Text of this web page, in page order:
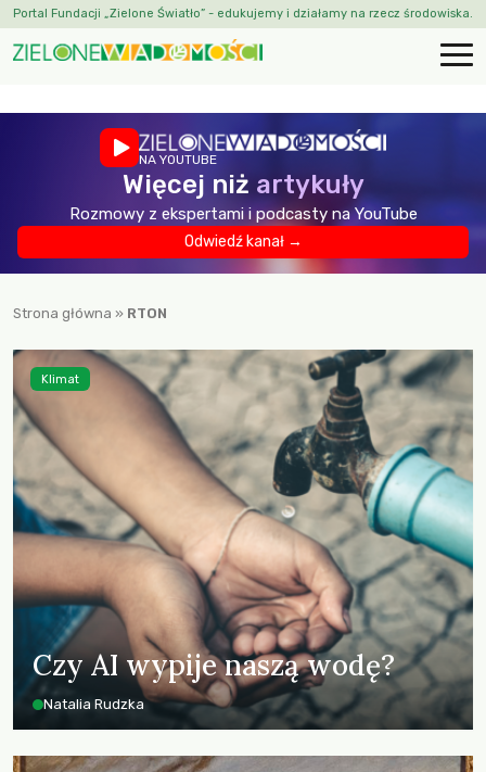
Portal Fundacji „Zielone Światło” - edukujemy i działamy na rzecz środowiska.
NA YOUTUBE
Więcej niż artykuły
Rozmowy z ekspertami i podcasty na YouTube
Odwiedź kanał →
Strona główna » RTON
Czy AI wypije naszą wodę?
Natalia Rudzka
Klimat